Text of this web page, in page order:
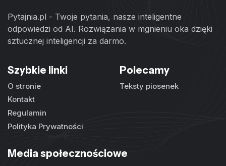
Pytajnia.pl - Twoje pytania, nasze inteligentne
odpowiedzi od AI. Rozwiązania w mgnieniu oka dzięki
sztucznej inteligencji za darmo.
Szybkie linki
O stronie
Kontakt
Regulamin
Polityka Prywatności
Polecamy
Teksty piosenek
Media społecznościowe